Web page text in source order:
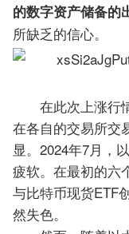
的数字资产储备的
所缺乏的信心。
在此次上涨行
在各自的交易所交
显。2024年7月，
疲软。在最初的六
与比特币现货ETF
然失色。